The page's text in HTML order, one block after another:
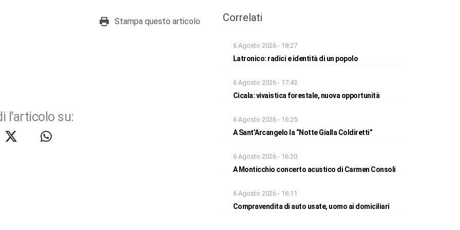
Stampa questo articolo
l'articolo su:
Correlati
6 Agosto 2026 - 18:27
Latronico: radici e identità di un popolo
6 Agosto 2026 - 17:43
Cicala: vivaistica forestale, nuova opportunità
6 Agosto 2026 - 16:25
A Sant’Arcangelo la “Notte Gialla Coldiretti”
6 Agosto 2026 - 16:20
A Monticchio concerto acustico di Carmen Consoli
6 Agosto 2026 - 16:11
Compravendita di auto usate, uomo ai domiciliari